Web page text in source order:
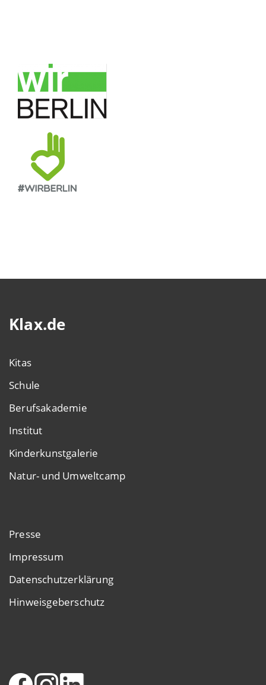
Klax.de
Kitas
Schule
Berufsakademie
Institut
Kinderkunstgalerie
Natur- und Umweltcamp
Presse
Impressum
Datenschutzerklärung
Hinweisgeberschutz